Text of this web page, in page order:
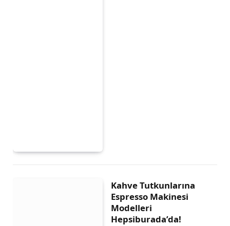
Kahve Tutkunlarına
Espresso Makinesi
Modelleri
Hepsiburada’da!